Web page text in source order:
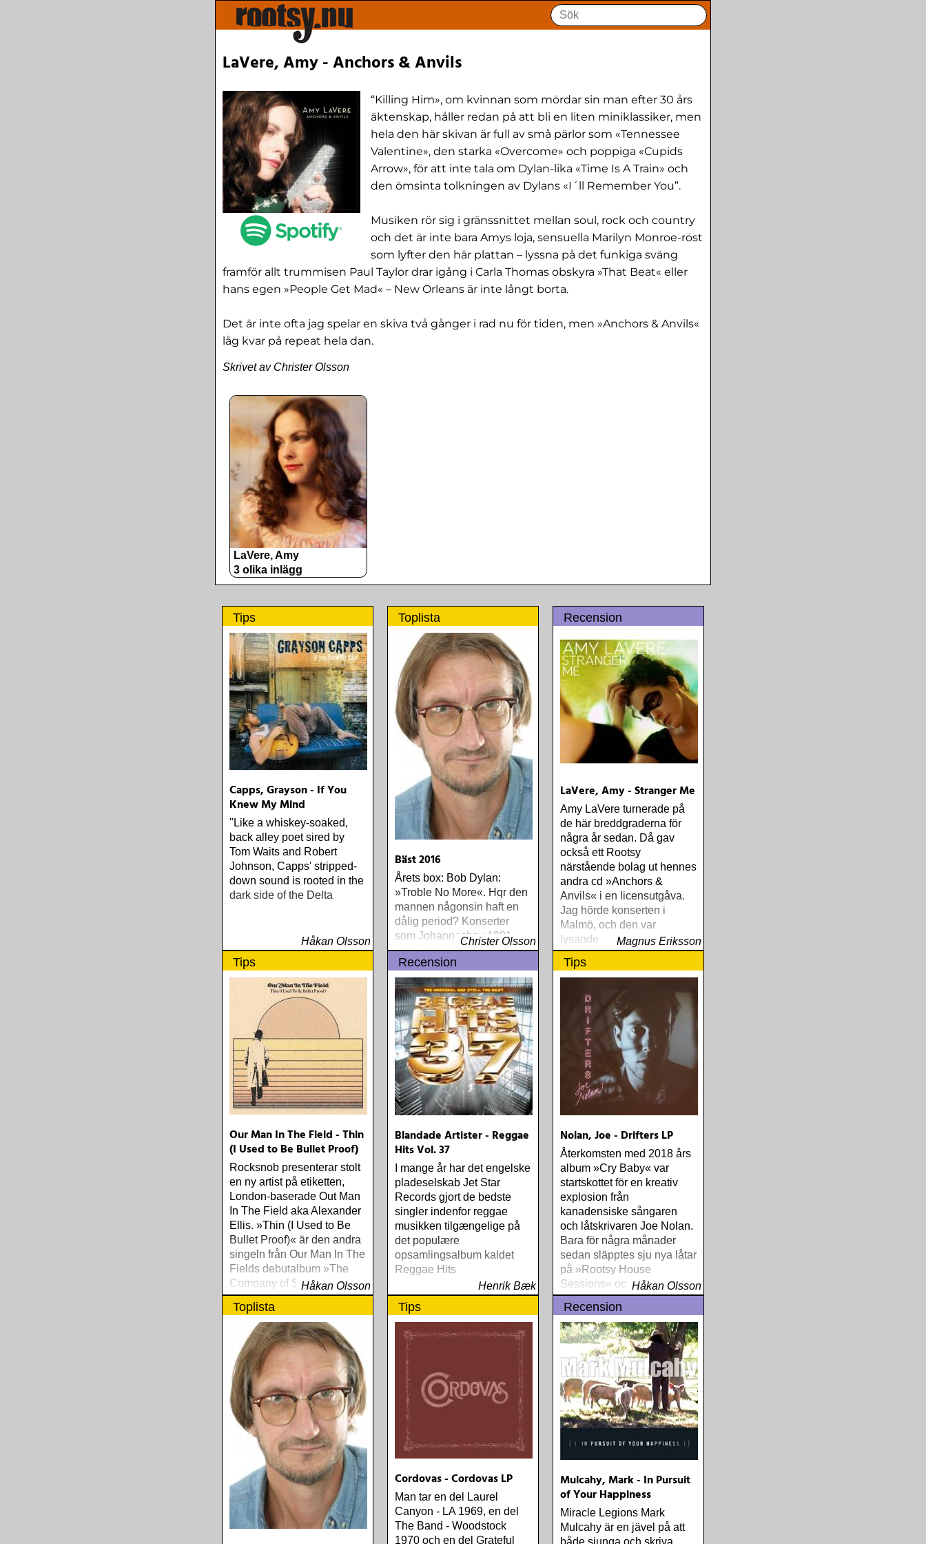
LaVere, Amy - Anchors & Anvils
“Killing Him», om kvinnan som mördar sin man efter 30 års
äktenskap, håller redan på att bli en liten miniklassiker, men
hela den här skivan är full av små pärlor som «Tennessee
Valentine», den starka «Overcome» och poppiga «Cupids
Arrow», för att inte tala om Dylan-lika «Time Is A Train» och
den ömsinta tolkningen av Dylans «I´ll Remember You”.
Musiken rör sig i gränssnittet mellan soul, rock och country
och det är inte bara Amys loja, sensuella Marilyn Monroe-röst
som lyfter den här plattan – lyssna på det funkiga sväng
framför allt trummisen Paul Taylor drar igång i Carla Thomas obskyra »That Beat« eller
hans egen »People Get Mad« – New Orleans är inte långt borta.
Det är inte ofta jag spelar en skiva två gånger i rad nu för tiden, men »Anchors & Anvils«
låg kvar på repeat hela dan.
Skrivet av Christer Olsson
LaVere, Amy
3 olika inlägg
Tips
Capps, Grayson - If You
Knew My Mind
"Like a whiskey-soaked,
back alley poet sired by
Tom Waits and Robert
Johnson, Capps' stripped-
down sound is rooted in the
dark side of the Delta
Håkan Olsson
Toplista
Bäst 2016
Årets box: Bob Dylan:
»Troble No More«. Hqr den
mannen någonsin haft en
dålig period? Konserter
som Johanneshov 1981
som jag tyckte var sådär
framstår i ett förklarat ljus
när jag hör Earls Court från
samma år - och med nästan
samma låtar
Christer Olsson
Recension
LaVere, Amy - Stranger Me
Amy LaVere turnerade på
de här breddgraderna för
några år sedan. Då gav
också ett Rootsy
närstående bolag ut hennes
andra cd »Anchors &
Anvils« i en licensutgåva.
Jag hörde konserten i
Malmö, och den var
lysande
Magnus Eriksson
Tips
Our Man In The Field - Thin
(I Used to Be Bullet Proof)
Rocksnob presenterar stolt
en ny artist på etiketten,
London-baserade Out Man
In The Field aka Alexander
Ellis. »Thin (I Used to Be
Bullet Proof)« är den andra
singeln från Our Man In The
Fields debutalbum »The
Company of Strangers«,
som släpps i höst.
Håkan Olsson
Recension
Blandade Artister - Reggae
Hits Vol. 37
I mange år har det engelske
pladeselskab Jet Star
Records gjort de bedste
singler indenfor reggae
musikken tilgængelige på
det populære
opsamlingsalbum kaldet
Reggae Hits
Henrik Bæk
Tips
Nolan, Joe - Drifters LP
Återkomsten med 2018 års
album »Cry Baby« var
startskottet för en kreativ
explosion från
kanadensiske sångaren
och låtskrivaren Joe Nolan.
Bara för några månader
sedan släpptes sju nya låtar
på »Rootsy House
Sessions« och nu är det
dags för nya albumet
»Drifters«
Håkan Olsson
Toplista Tips
Cordovas - Cordovas LP
Man tar en del Laurel
Canyon - LA 1969, en del
The Band - Woodstock
1970 och en del Grateful
Recension
Mulcahy, Mark - In Pursuit
of Your Happiness
Miracle Legions Mark
Mulcahy är en jävel på att
både sjunga och skriva